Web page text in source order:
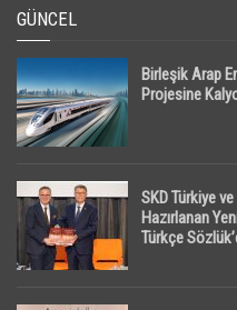
GÜNCEL
Birleşik Arap
Projesine
SKD Türkiye
Hazırlanan
Türkçe